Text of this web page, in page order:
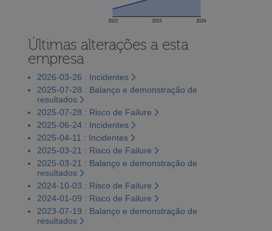
2022 2023 2024
Últimas alterações a esta
empresa
2026-03-26 : Incidentes
2025-07-28 : Balanço e demonstração de
resultados
2025-07-28 : Risco de Failure
2025-06-24 : Incidentes
2025-04-11 : Incidentes
2025-03-21 : Risco de Failure
2025-03-21 : Balanço e demonstração de
resultados
2024-10-03 : Risco de Failure
2024-01-09 : Risco de Failure
2023-07-19 : Balanço e demonstração de
resultados